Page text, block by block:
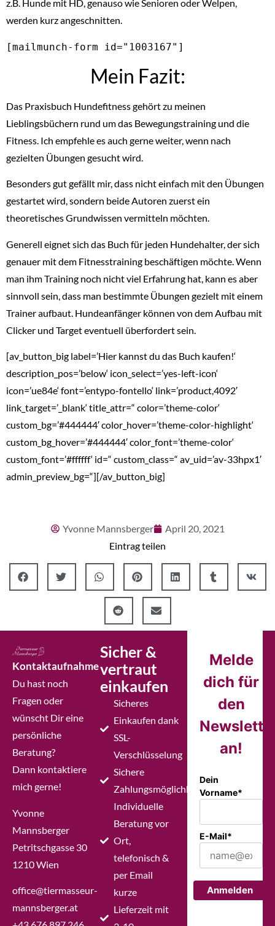
z.B. Hunde mit HD, genauso wie Senioren oder Welpen,
werden kurz angeschnitten.
[mailmunch-form id="1003167"]
Mein Fazit:
Das Praxisbuch Hundefitness gehört zu meinen
Lieblingsbüchern rund um das Bewegungstraining und die
Fitness. Ich empfehle es auch gerne weiter, wenn nach
gezielten Übungen gesucht wird.
Besonders gut gefällt mir, dass nicht einfach mit den Übungen
gestartet wird, sondern beide Autoren zuerst ein
theoretisches Grundwissen vermitteln möchten.
Generell eignet sich das Buch für jeden Hundehalter, der sich
genauer mit dem Fitnesstraining beschäftigen möchte. Wenn
man ihm Training noch nicht viel Erfahrung hat, kann es aber
sinnvoll sein, dass man bestimmte Übungen gezielt mit einem
Trainer aufbaut. Hundeanfänger können von dem Aufbau mit
Clicker und Target eventuell überfordert sein.
[av_button_big label=’Hier kannst du das Buch kaufen!‘
description_pos=’below‘ icon_select=’yes-left-icon‘
icon=’ue84e‘ font=’entypo-fontello‘ link=’product,4092′
link_target=’_blank‘ title_attr=“ color=’theme-color‘
custom_bg=’#444444′ color_hover=’theme-color-highlight‘
custom_bg_hover=’#444444′ color_font=’theme-color‘
custom_font=’#ffffff‘ id=“ custom_class=“ av_uid=’av-33hpx1′
admin_preview_bg=“][/av_button_big]
Yvonne Mannsberger
April 20, 2021
Eintrag teilen
Kontaktaufnahme
Du hast noch
Fragen oder
wünscht Dir eine
persönliche
Beratung?
Dann kontaktiere
mich gerne!
Yvonne
Mannsberger
Petritschgasse 30
1210 Wien
office@tiermasseur-
mannsberger.at
Sicher &
vertraut
einkaufen
Sicheres
Einkaufen dank
SSL-
Verschlüsselung
Sichere
Zahlungsmöglichkeiten
Individuelle
Beratung vor
Ort,
telefonisch &
per Email
kurze
Lieferzeit mit
Melde
dich für
den
an!
Dein
Vorname*
E-Mail*
Anmelden